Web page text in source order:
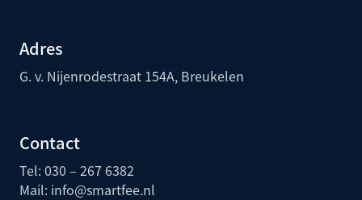
Adres
G. v. Nijenrodestraat 154A, Breukelen
Contact
Tel: 030 – 267 6382
Mail: info@smartfee.nl